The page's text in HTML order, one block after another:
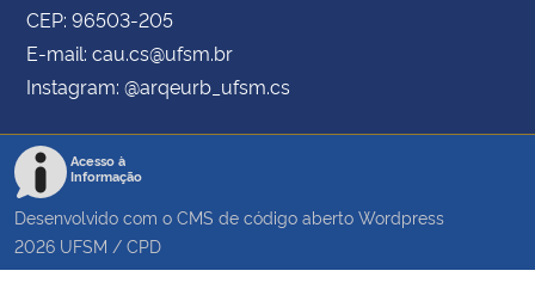
CEP: 96503-205
E-mail: cau.cs@ufsm.br
Instagram: @arqeurb_ufsm.cs
Acesso à
Informação
Desenvolvido com o CMS de código aberto Wordpress
2026 UFSM / CPD